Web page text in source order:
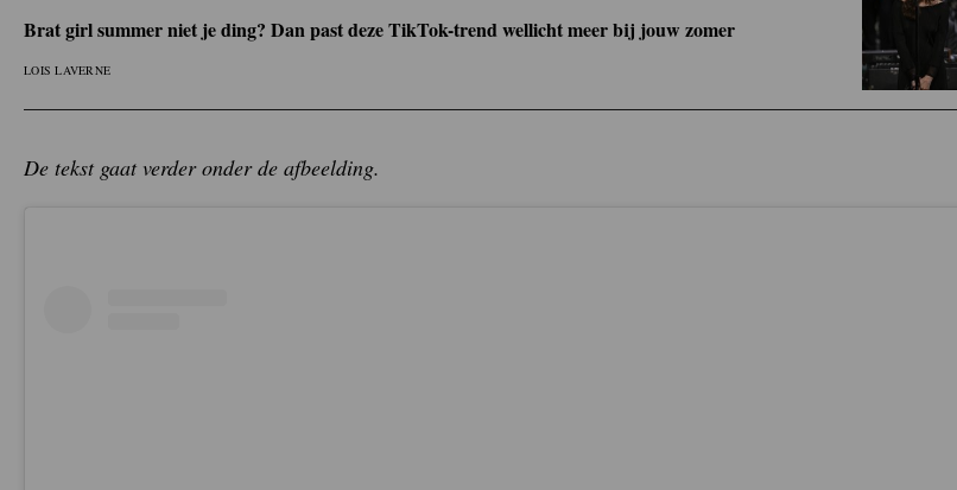
Brat girl summer niet je ding? Dan past deze TikTok-trend wellicht meer bij jouw zomer
LOIS LAVERNE
De tekst gaat verder onder de afbeelding.